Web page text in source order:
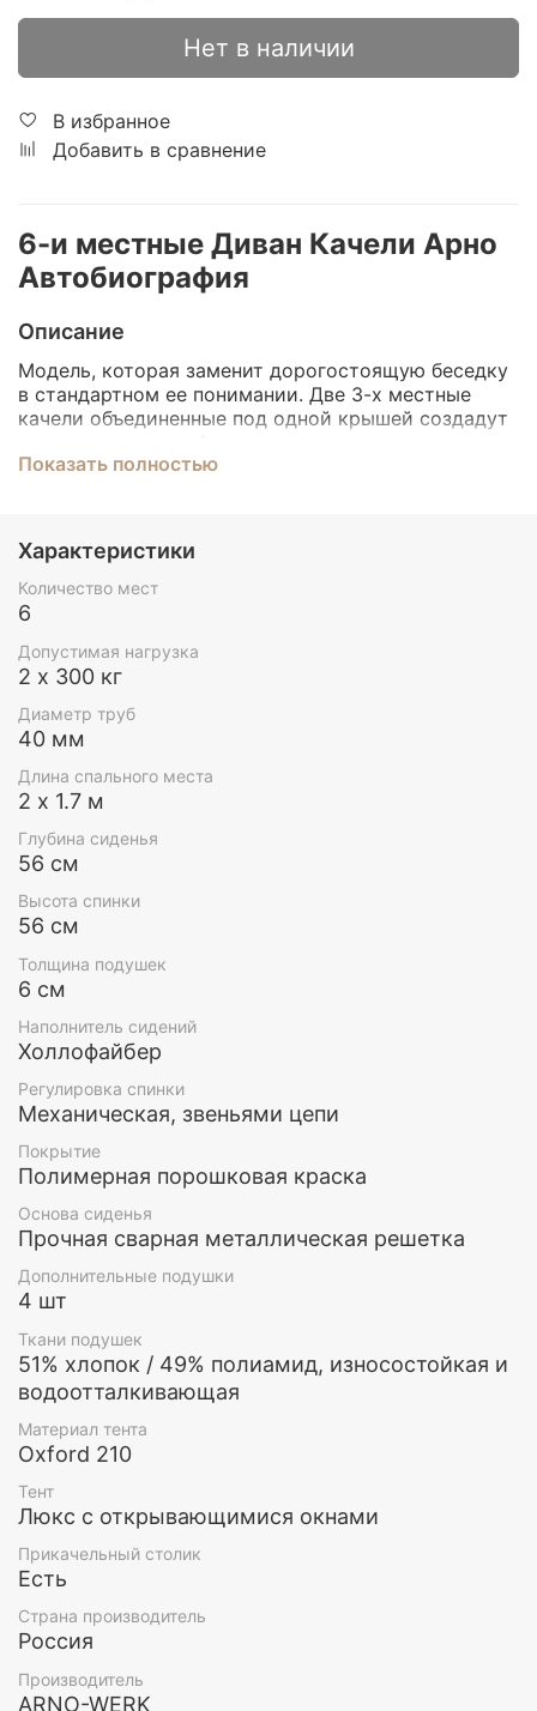
Нет в наличии
В избранное
Добавить в сравнение
6-и местные Диван Качели Арно
Автобиография
Описание
Модель, которая заменит дорогостоящую беседку
в стандартном ее понимании. Две 3-х местные
качели объединенные под одной крышей создадут
палящего солнца!
Первые в мире 6-и местные качели. Проведите
вечеринку в кругу друзей на двух полноценных 3-х
местных качелях, объединенных под одной крышей
а так же можно приподнять всю москитную сетку
и создать воздушное пространство.
Показать полностью
Характеристики
Количество мест
6
Допустимая нагрузка
2 х 300 кг
Диаметр труб
40 мм
Длина спального места
2 х 1.7 м
Глубина сиденья
56 см
Высота спинки
56 см
Толщина подушек
6 см
Наполнитель сидений
Холлофайбер
Регулировка спинки
Механическая, звеньями цепи
Покрытие
Полимерная порошковая краска
Основа сиденья
Прочная сварная металлическая решетка
Дополнительные подушки
4 шт
Ткани подушек
51% хлопок / 49% полиамид, износостойкая и
водоотталкивающая
Материал тента
Oxford 210
Тент
Люкс с открывающимися окнами
Прикачельный столик
Есть
Страна производитель
Россия
Производитель
ARNO-WERK